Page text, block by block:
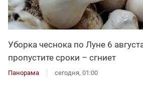
Уборка чеснока по Луне 6
пропустите сроки – сгниет
Панорама сегодня, 01:00